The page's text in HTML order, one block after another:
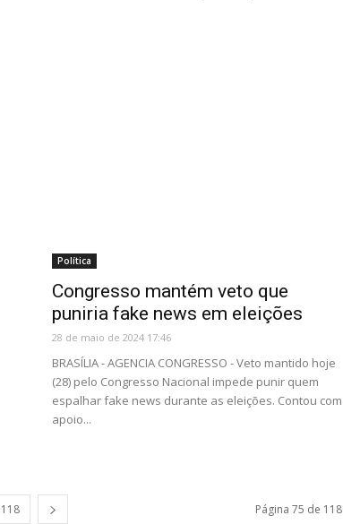
Política
Congresso mantém veto que
puniria fake news em eleições
28 de maio de 2024 17:46
BRASÍLIA - AGENCIA CONGRESSO - Veto mantido hoje
(28) pelo Congresso Nacional impede punir quem
espalhar fake news durante as eleições. Contou com
apoio...
118 Página 75 de 118